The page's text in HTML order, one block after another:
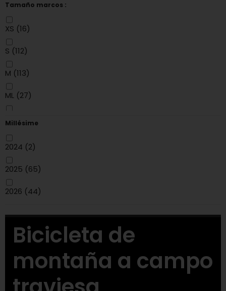
Violeta
Rojo
Gris
blanc
MARRON
Noir/Rouge
Noir/Bleu
Noir/Gris
Gris/Rouge(1)
Gris/Bleu(2)
(1)
Tamaño marcos :
XS (16)
S (112)
M (113)
ML (27)
XL
XXL
Millésime
2024 (2)
2025 (65)
2026 (44)
Bicicleta de
montaña a campo